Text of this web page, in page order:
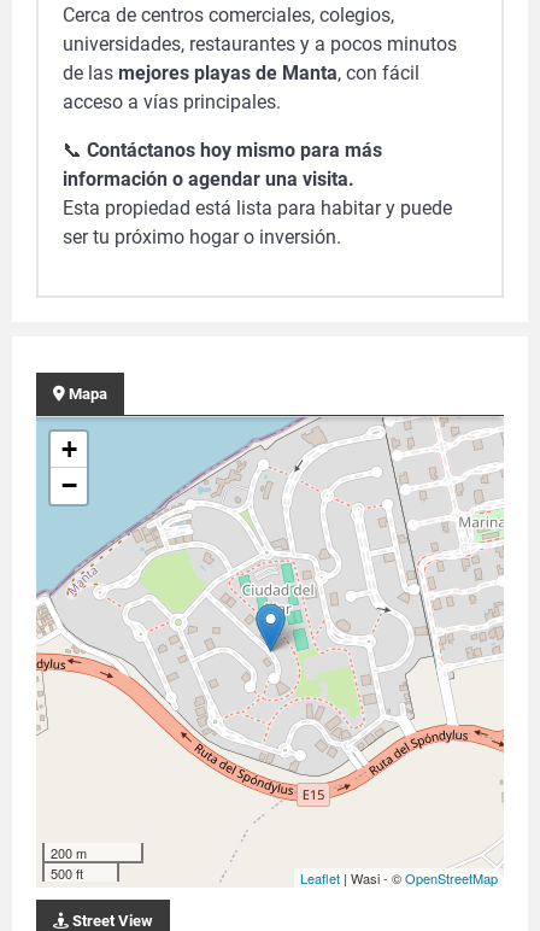
Cerca de centros comerciales, colegios,
universidades, restaurantes y a pocos minutos
de las mejores playas de Manta, con fácil
acceso a vías principales.
📞 Contáctanos hoy mismo para más
información o agendar una visita.
Esta propiedad está lista para habitar y puede
ser tu próximo hogar o inversión.
Mapa
+
−
200 m
500 ft
Leaflet | Wasi - ©OpenStreetMap
Street View